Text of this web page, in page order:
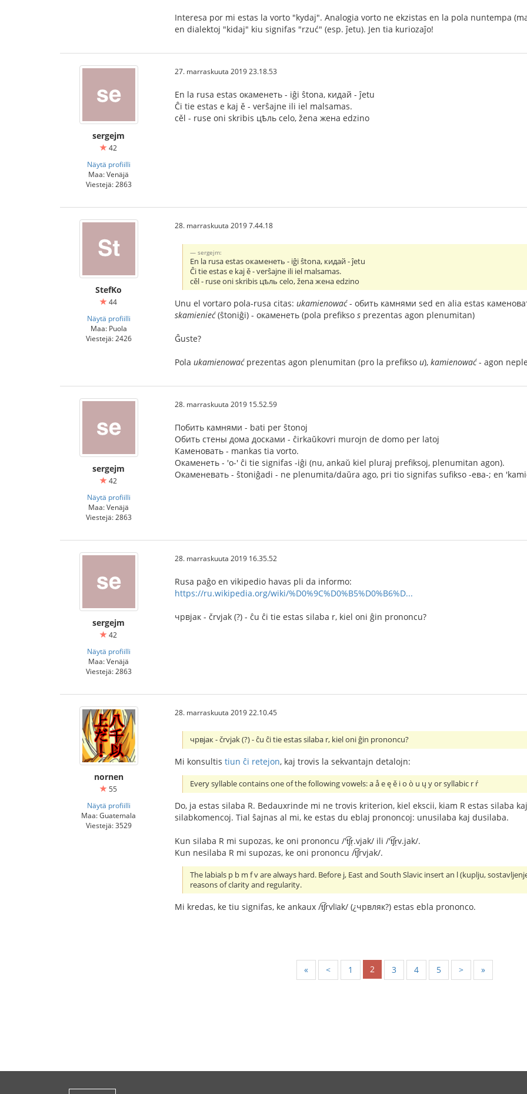
Interesa por mi estas la vorto "kydaj". Analogia vorto ne ekzistas en la pola nuntempa
en dialektoj "kidaj" kiu signifas "rzuć" (esp. ĵetu). Jen tia kuriozaĵo!
sergejm
42
Näytä profiilli
Maa: Venäjä
Viestejä: 2863
27. marraskuuta 2019 23.18.53
En la rusa estas окаменеть - iĝi ŝtona, кидай - ĵetu
Ĉi tie estas e kaj ě - verŝajne ili iel malsamas.
cěl - ruse oni skribis цѣль celo, žena жена edzino
StefKo
44
Näytä profiilli
Maa: Puola
Viestejä: 2426
28. marraskuuta 2019 7.44.18
sergejm:
En la rusa estas окаменеть - iĝi ŝtona, кидай - ĵetu
Ĉi tie estas e kaj ě - verŝajne ili iel malsamas.
cěl - ruse oni skribis цѣль celo, žena жена edzino
Unu el vortaro pola-rusa citas: ukamienować- обить камнями sed en alia estas
skamienieć(ŝtoniĝi) - окаменеть (pola prefikso s prezentas agon plenumitan)
Ĝuste?
Pola ukamienowaćprezentas agon plenumitan (pro la prefikso u), kamienować- agon
sergejm
42
Näytä profiilli
Maa: Venäjä
Viestejä: 2863
28. marraskuuta 2019 15.52.59
Побить камнями - bati per ŝtonoj
Обить стены дома досками - ĉirkaŭkovri murojn de domo per latoj
Каменовать - mankas tia vorto.
Окаменеть - 'о-' ĉi tie signifas -iĝi (nu, ankaŭ kiel pluraj prefiksoj, plenumitan agon).
Окаменевать - ŝtoniĝadi - ne plenumita/daŭra ago, pri tio signifas sufikso -ева-; en
sergejm
42
Näytä profiilli
Maa: Venäjä
Viestejä: 2863
28. marraskuuta 2019 16.35.52
Rusa paĝo en vikipedio havas pli da informo:
https://ru.wikipedia.org/wiki/%D0%9C%D0%B5%D0%B6%D...
чрвjак - črvjak (?) - ĉu ĉi tie estas silaba r, kiel oni ĝin prononcu?
nornen
55
Näytä profiilli
Maa: Guatemala
Viestejä: 3529
28. marraskuuta 2019 22.10.45
чрвjак - črvjak (?) - ĉu ĉi tie estas silaba r, kiel oni ĝin prononcu?
Mi konsultis tiun ĉi retejon, kaj trovis la sekvantajn detalojn:
Every syllable contains one of the following vowels: a å e ę ě i o ò u ų y or syllabic r ŕ
Do, ja estas silaba R. Bedauxrinde mi ne trovis kriterion, kiel ekscii, kiam R estas silaba
silabkomencoj. Tial ŝajnas al mi, ke estas du eblaj prononcoj: unusilaba kaj dusilaba.
Kun silaba R mi supozas, ke oni prononcu /'t͡ʃr̩.vjak/ ili /'t͡ʃr̩v.jak/.
Kun nesilaba R mi supozas, ke oni prononcu /t͡ʃrvjak/.
The labials p b m f v are always hard. Before j, East and South Slavic insert an l (kuplju,
reasons of clarity and regularity.
Mi kredas, ke tiu signifas, ke ankaux /t͡ʃrvlʲak/ (¿чрвляк?) estas ebla prononco.
« < 1 2 3 4 5 > »